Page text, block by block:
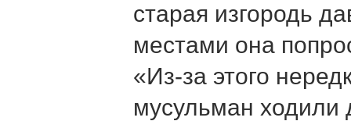
старая изгородь
местами она
«Из-за этого
мусульман